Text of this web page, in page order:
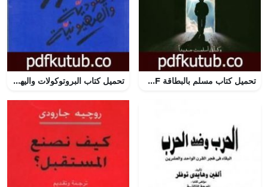
تحميل كتاب مسلم بالبطاقة PDF تأليف محمد جعباص مجانا [كامل] تحميل كتاب البروتوكولات واليهودية والصهيونية PDF تأليف عبد الوهاب المسيري مجانا [كامل]